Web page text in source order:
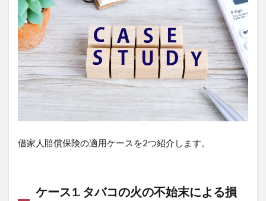
借家人賠償保険の適用ケースを2つ紹介します。
ケース1. タバコの火の不始末による損